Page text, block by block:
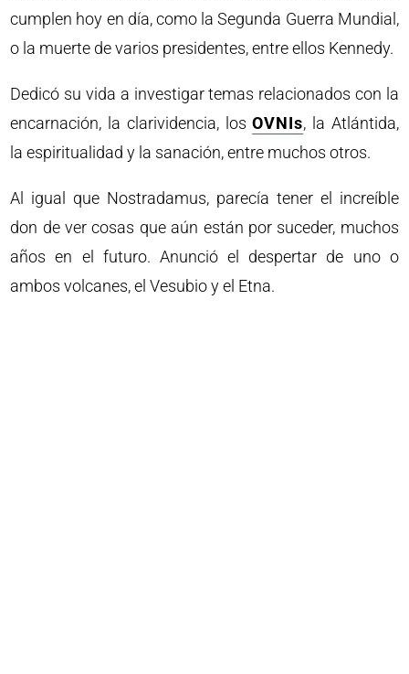
cumplen hoy en día, como la Segunda Guerra Mundial,
o la muerte de varios presidentes, entre ellos Kennedy.
Dedicó su vida a investigar temas relacionados con la
encarnación, la clarividencia, losOVNIs, la Atlántida,
la espiritualidad y la sanación, entre muchos otros.
Al igual que Nostradamus, parecía tener el increíble
don de ver cosas que aún están por suceder, muchos
años en el futuro. Anunció el despertar de uno o
ambos volcanes, el Vesubio y el Etna.